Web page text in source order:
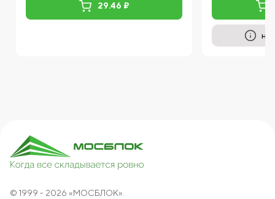
29.46 ₽
на
© 1999 - 2026 «МОСБЛОК».